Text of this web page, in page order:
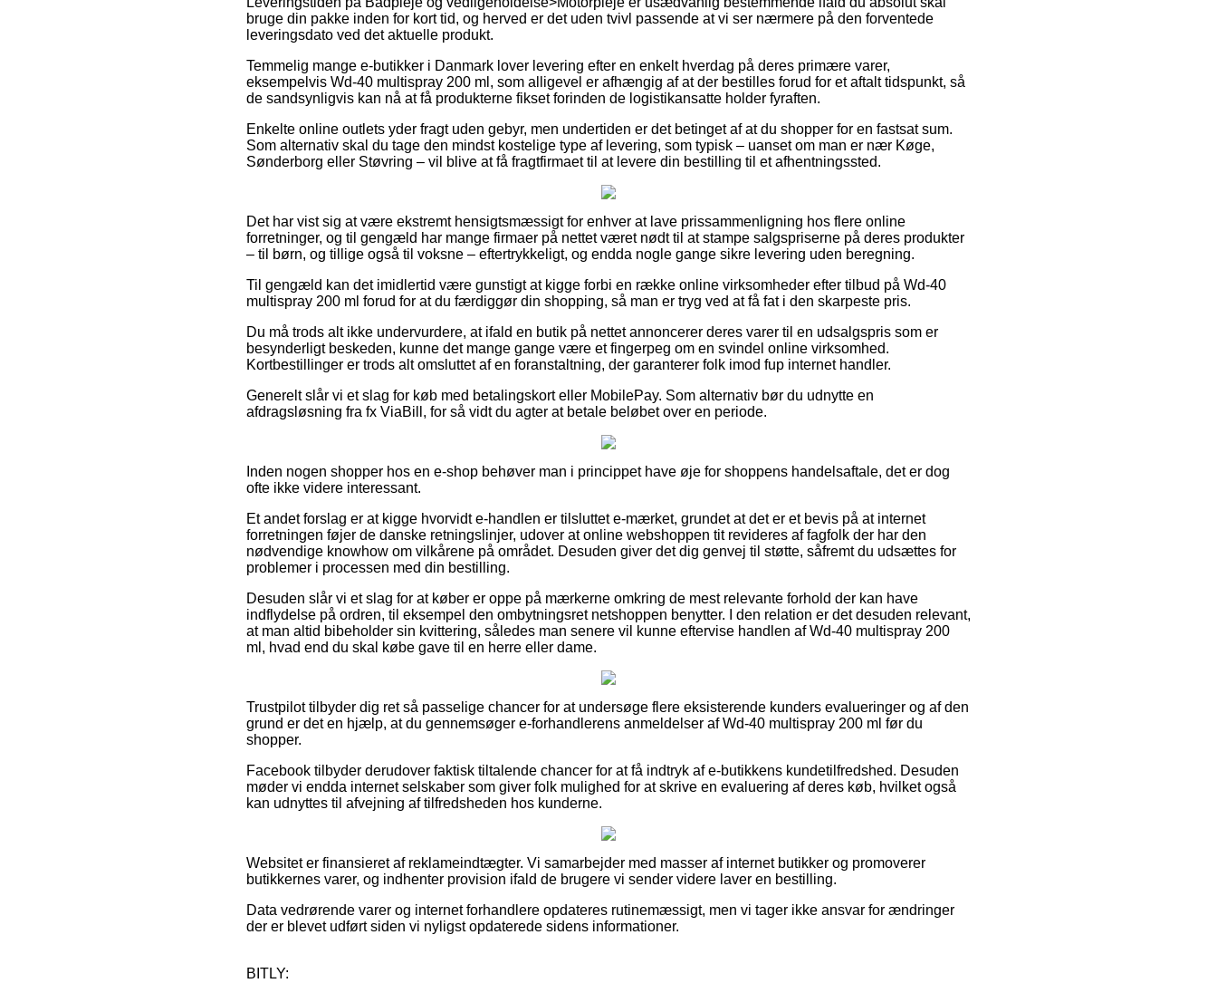
bruge din pakke inden for kort tid, og herved er det uden tvivl passende at vi ser nærmere på den forventede
leveringsdato ved det aktuelle produkt.
Temmelig mange e-butikker i Danmark lover levering efter en enkelt hverdag på deres primære varer,
eksempelvis Wd-40 multispray 200 ml, som alligevel er afhængig af at der bestilles forud for et aftalt tidspunkt, så
de sandsynligvis kan nå at få produkterne fikset forinden de logistikansatte holder fyraften.
Enkelte online outlets yder fragt uden gebyr, men undertiden er det betinget af at du shopper for en fastsat sum.
Som alternativ skal du tage den mindst kostelige type af levering, som typisk – uanset om man er nær Køge,
Sønderborg eller Støvring – vil blive at få fragtfirmaet til at levere din bestilling til et afhentningssted.
Det har vist sig at være ekstremt hensigtsmæssigt for enhver at lave prissammenligning hos flere online
forretninger, og til gengæld har mange firmaer på nettet været nødt til at stampe salgspriserne på deres produkter
– til børn, og tillige også til voksne – eftertrykkeligt, og endda nogle gange sikre levering uden beregning.
Til gengæld kan det imidlertid være gunstigt at kigge forbi en række online virksomheder efter tilbud på Wd-40
multispray 200 ml forud for at du færdiggør din shopping, så man er tryg ved at få fat i den skarpeste pris.
Du må trods alt ikke undervurdere, at ifald en butik på nettet annoncerer deres varer til en udsalgspris som er
besynderligt beskeden, kunne det mange gange være et fingerpeg om en svindel online virksomhed.
Kortbestillinger er trods alt omsluttet af en foranstaltning, der garanterer folk imod fup internet handler.
Generelt slår vi et slag for køb med betalingskort eller MobilePay. Som alternativ bør du udnytte en
afdragsløsning fra fx ViaBill, for så vidt du agter at betale beløbet over en periode.
Inden nogen shopper hos en e-shop behøver man i princippet have øje for shoppens handelsaftale, det er dog
ofte ikke videre interessant.
Et andet forslag er at kigge hvorvidt e-handlen er tilsluttet e-mærket, grundet at det er et bevis på at internet
forretningen føjer de danske retningslinjer, udover at online webshoppen tit revideres af fagfolk der har den
nødvendige knowhow om vilkårene på området. Desuden giver det dig genvej til støtte, såfremt du udsættes for
problemer i processen med din bestilling.
Desuden slår vi et slag for at køber er oppe på mærkerne omkring de mest relevante forhold der kan have
indflydelse på ordren, til eksempel den ombytningsret netshoppen benytter. I den relation er det desuden relevant,
at man altid bibeholder sin kvittering, således man senere vil kunne eftervise handlen af Wd-40 multispray 200
ml, hvad end du skal købe gave til en herre eller dame.
Trustpilot tilbyder dig ret så passelige chancer for at undersøge flere eksisterende kunders evalueringer og af den
grund er det en hjælp, at du gennemsøger e-forhandlerens anmeldelser af Wd-40 multispray 200 ml før du
shopper.
Facebook tilbyder derudover faktisk tiltalende chancer for at få indtryk af e-butikkens kundetilfredshed. Desuden
møder vi endda internet selskaber som giver folk mulighed for at skrive en evaluering af deres køb, hvilket også
kan udnyttes til afvejning af tilfredsheden hos kunderne.
Websitet er finansieret af reklameindtægter. Vi samarbejder med masser af internet butikker og promoverer
butikkernes varer, og indhenter provision ifald de brugere vi sender videre laver en bestilling.
Data vedrørende varer og internet forhandlere opdateres rutinemæssigt, men vi tager ikke ansvar for ændringer
der er blevet udført siden vi nyligst opdaterede sidens informationer.
BITLY: